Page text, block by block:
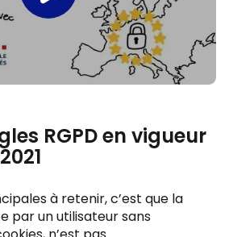
RGPD en vigueur
à retenir, c’est que la
par un utilisateur sans